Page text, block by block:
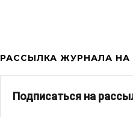
РАССЫЛКА ЖУРНАЛА НА
Подписаться на